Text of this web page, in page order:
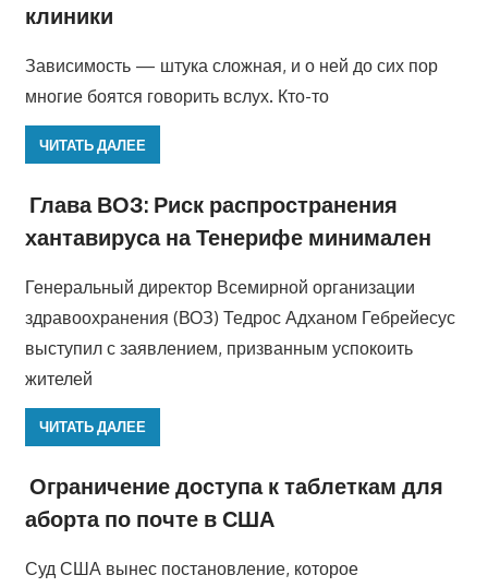
клиники
Зависимость — штука сложная, и о ней до сих пор
многие боятся говорить вслух. Кто-то
ЧИТАТЬ ДАЛЕЕ
Глава ВОЗ: Риск распространения
хантавируса на Тенерифе минимален
Генеральный директор Всемирной организации
здравоохранения (ВОЗ) Тедрос Адханом Гебрейесус
выступил с заявлением, призванным успокоить
жителей
ЧИТАТЬ ДАЛЕЕ
Ограничение доступа к таблеткам для
аборта по почте в США
Суд США вынес постановление, которое